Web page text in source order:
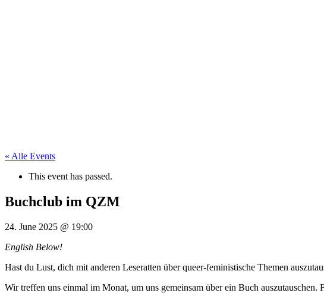
« Alle Events
This event has passed.
Buchclub im QZM
24. June 2025 @ 19:00
English Below!
Hast du Lust, dich mit anderen Leseratten über queer-feministische Themen
Wir treffen uns einmal im Monat, um uns gemeinsam über ein Buch auszutauschen.